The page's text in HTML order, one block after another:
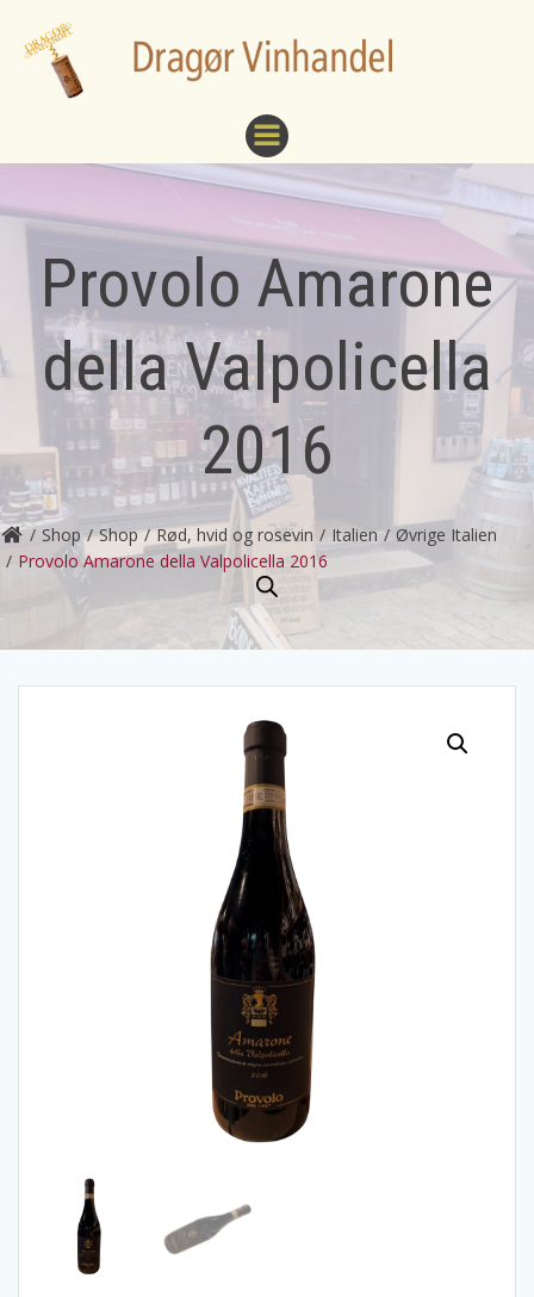
indhold
Provolo Amarone
della Valpolicella
2016
Shop Shop Rød, hvid og rosevin Italien
Øvrige Italien
Provolo Amarone della Valpolicella 2016